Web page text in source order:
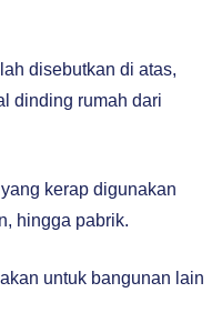
disebutkan di atas,
dinding rumah dari
kerap digunakan
hingga pabrik.
untuk bangunan lain